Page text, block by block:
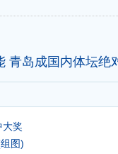
青岛成国内体坛绝
大奖
图)